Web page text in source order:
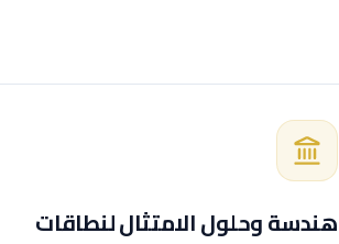
هندسة وحلول الامتثال لنطاقات